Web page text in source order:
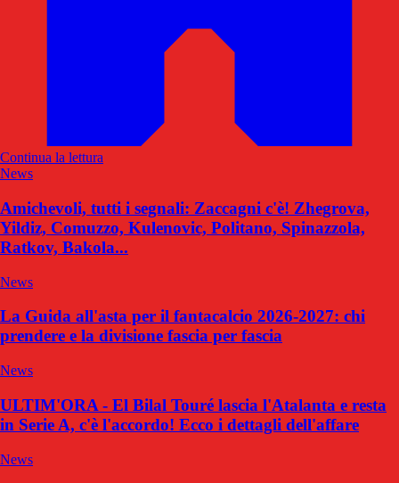
Continua la lettura
News
Amichevoli, tutti i segnali: Zaccagni c'è! Zhegrova,
Yildiz, Comuzzo, Kulenovic, Politano, Spinazzola,
Ratkov, Bakola...
News
La Guida all'asta per il fantacalcio 2026-2027: chi
prendere e la divisione fascia per fascia
News
ULTIM'ORA - El Bilal Touré lascia l'Atalanta e resta
in Serie A, c'è l'accordo! Ecco i dettagli dell'affare
News